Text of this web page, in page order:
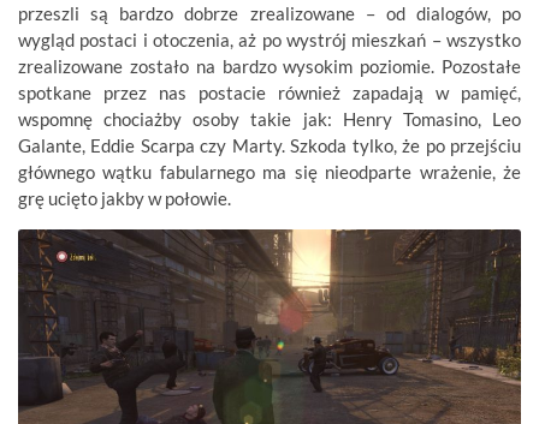
przeszli są bardzo dobrze zrealizowane – od dialogów, po
wygląd postaci i otoczenia, aż po wystrój mieszkań – wszystko
zrealizowane zostało na bardzo wysokim poziomie. Pozostałe
spotkane przez nas postacie również zapadają w pamięć,
wspomnę chociażby osoby takie jak: Henry Tomasino, Leo
Galante, Eddie Scarpa czy Marty. Szkoda tylko, że po przejściu
głównego wątku fabularnego ma się nieodparte wrażenie, że
grę ucięto jakby w połowie.